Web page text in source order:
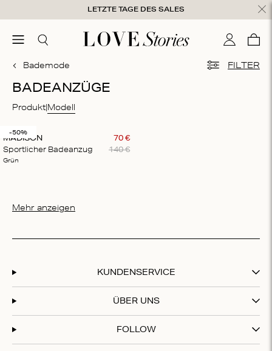
LETZTE TAGE DES SALES
menuSuchen Mein 0
Bademode
BADEANZÜGE
Produkt Modell
FILTER
-50%
MADISON
Sportlicher Badeanzug
70€
140€
Grün
Mehr anzeigen
KUNDENSERVICE
ÜBER UNS
FOLLOW